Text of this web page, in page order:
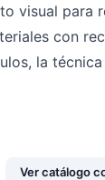
visual para
con
la
Ver catálogo